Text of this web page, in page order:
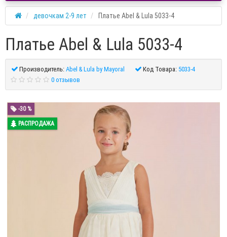
девочкам 2-9 лет Платье Abel & Lula 5033-4
Платье Abel & Lula 5033-4
Производитель:Abel & Lula by Mayoral Код Товара: 5033-4
0 отзывов
-30 %
РАСПРОДАЖА